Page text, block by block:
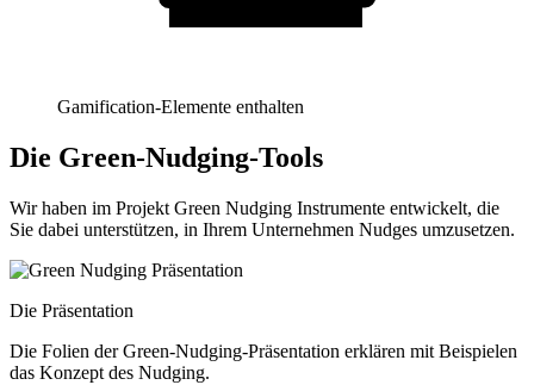
Gamification-Elemente enthalten
Die Green-Nudging-Tools
Wir haben im Projekt Green Nudging Instrumente entwickelt, die
Sie dabei unterstützen, in Ihrem Unternehmen Nudges umzusetzen.
Die Präsentation
Die Folien der Green-Nudging-Präsentation erklären mit Beispielen
das Konzept des Nudging.